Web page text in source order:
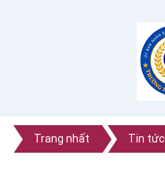
Trang nhất Tin tức